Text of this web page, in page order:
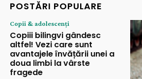
POSTĂRI POPULARE
Copii & adolescenți
Copiii bilingvi gândesc
altfel! Vezi care sunt
avantajele învățării unei a
doua limbi la vârste
fragede